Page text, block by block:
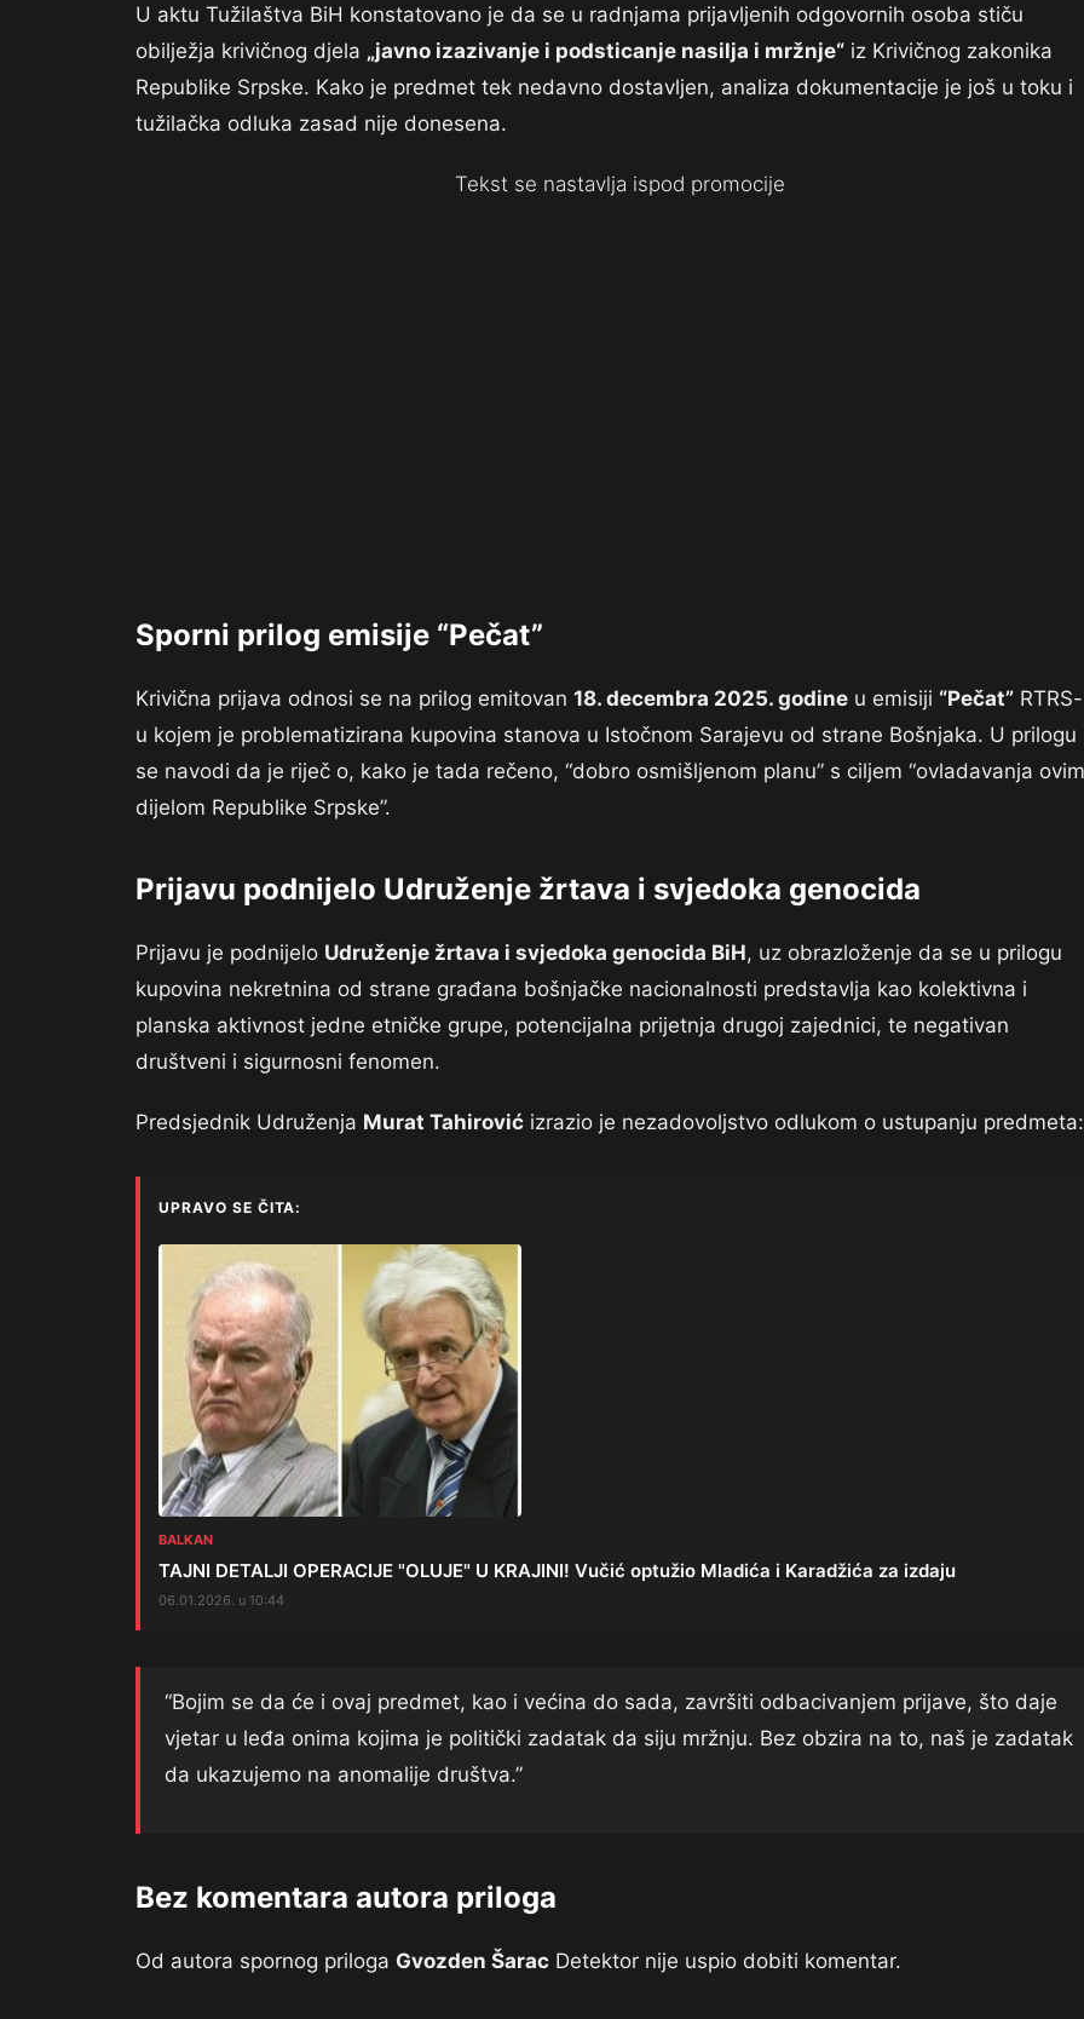
U aktu Tužilaštva BiH konstatovano je da se u radnjama prijavljenih odgovornih osoba stiču
obilježja krivičnog djela „javno izazivanje i podsticanje nasilja i mržnje“ iz Krivičnog zakonika
Republike Srpske. Kako je predmet tek nedavno dostavljen, analiza dokumentacije je još u toku i
tužilačka odluka zasad nije donesena.
Tekst se nastavlja ispod promocije
Sporni prilog emisije “Pečat”
Krivična prijava odnosi se na prilog emitovan 18. decembra 2025. godine u emisiji “Pečat”
u kojem je problematizirana kupovina stanova u Istočnom Sarajevu od strane Bošnjaka. U prilogu
se navodi da je riječ o, kako je tada rečeno, “dobro osmišljenom planu” s ciljem “ovladavanja ovim
dijelom Republike Srpske”.
Prijavu podnijelo Udruženje žrtava i svjedoka genocida
Prijavu je podnijelo Udruženje žrtava i svjedoka genocida BiH, uz obrazloženje da se u prilogu
kupovina nekretnina od strane građana bošnjačke nacionalnosti predstavlja kao kolektivna i
planska aktivnost jedne etničke grupe, potencijalna prijetnja drugoj zajednici, te negativan
društveni i sigurnosni fenomen.
Predsjednik Udruženja Murat Tahirović izrazio je nezadovoljstvo odlukom o ustupanju predmeta:
UPRAVO SE ČITA:
BALKAN
TAJNI DETALJI OPERACIJE "OLUJE" U KRAJINI! Vučić optužio Mladića i Karadžića za izdaju
06.01.2026. u 10:44
“Bojim se da će i ovaj predmet, kao i većina do sada, završiti odbacivanjem prijave, što daje
vjetar u leđa onima kojima je politički zadatak da siju mržnju. Bez obzira na to, naš je zadatak
da ukazujemo na anomalije društva.”
Bez komentara autora priloga
Od autora spornog priloga Gvozden Šarac Detektor nije uspio dobiti komentar.